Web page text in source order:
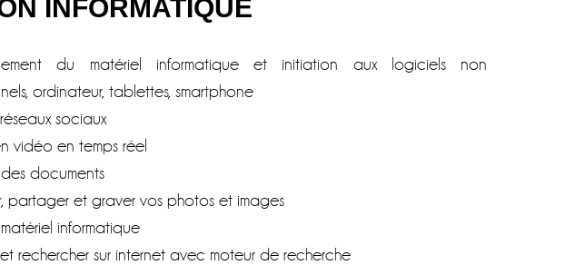
INFORMATIQUE
du matériel informatique et initiation aux logiciels non
ordinateur, tablettes, smartphone
sociaux
vidéo en temps réel
des documents
partager et graver vos photos et images
informatique
rechercher sur internet avec moteur de recherche